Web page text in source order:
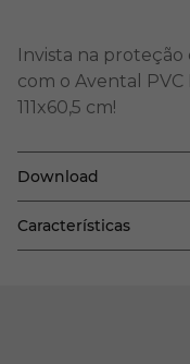
Invista na proteção
com o Avental
111x60,5 cm!
Download
Características